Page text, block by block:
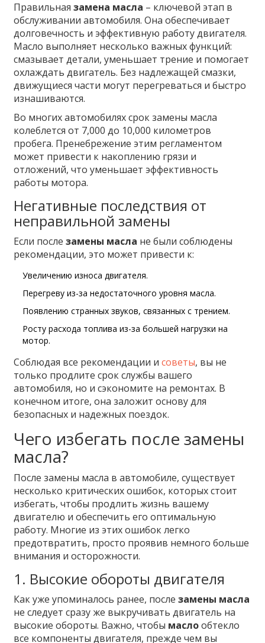
Правильнаязамена масла – ключевой этап в
обслуживании автомобиля. Она обеспечивает
долговечность и эффективную работу двигателя.
Масло выполняет несколько важных функций:
смазывает детали, уменьшает трение и помогает
охлаждать двигатель. Без надлежащей смазки,
движущиеся части могут перегреваться и быстро
изнашиваются.
Во многих автомобилях срок замены масла
колеблется от 7,000 до 10,000 километров
пробега. Пренебрежение этим регламентом
может привести к накоплению грязи и
отложений, что уменьшает эффективность
работы мотора.
Негативные последствия от
неправильной замены
Если послезамены масла не были соблюдены
рекомендации, это может привести к:
Увеличению износа двигателя.
Перегреву из-за недостаточного уровня масла.
Появлению странных звуков, связанных с трением.
Росту расхода топлива из-за большей нагрузки на
мотор.
Соблюдая все рекомендации исоветы, вы не
только продлите срок службы вашего
автомобиля, но и сэкономите на ремонтах. В
конечном итоге, она заложит основу для
безопасных и надежных поездок.
Чего избегать после замены
масла?
После замены масла в автомобиле, существует
несколько критических ошибок, которых стоит
избегать, чтобы продлить жизнь вашему
двигателю и обеспечить его оптимальную
работу. Многие из этих ошибок легко
предотвратить, просто проявив немного больше
внимания и осторожности.
1. Высокие обороты двигателя
Как уже упоминалось ранее, послезамены масла
не следует сразу же выкручивать двигатель на
высокие обороты. Важно, чтобы маслообтекло
все компоненты двигателя, прежде чем вы